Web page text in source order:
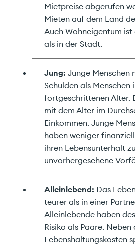
Mietpreise abgerufen
Mieten auf dem Land
Auch Wohneigentum
als in der Stadt.
Jung: Junge Menschen
Schulden als Menschen
fortgeschrittenen Alter.
mit dem Alter im
Einkommen. Junge
haben weniger
ihren Lebensunterhalt
unvorhergesehene
Alleinlebend: Das
teurer als in einer
Alleinlebende haben
Risiko als Paare.
Lebenshaltungskosten